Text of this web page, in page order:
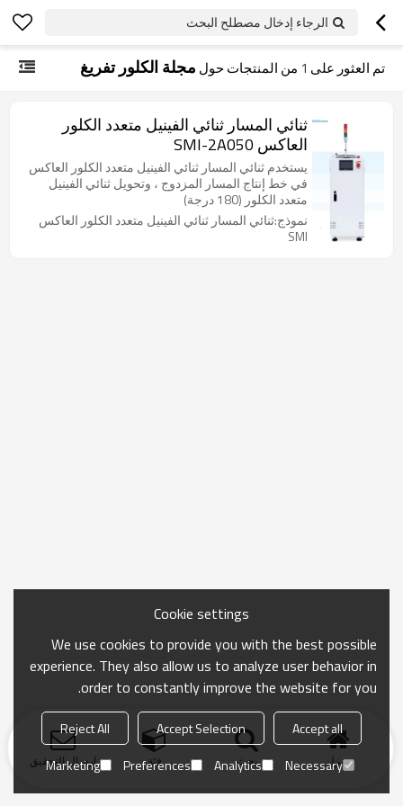
الرجاء إدخال مصطلح البحث
تم العثور على 1 من المنتجات حول مجلة الكلور تفريغ
ثنائي المسار ثنائي الفينيل متعدد الكلور
العاكس SMI-2A050
يستخدم ثنائي المسار ثنائي الفينيل متعدد الكلور العاكس
في خط إنتاج المسار المزدوج ، وتحويل ثنائي الفينيل
متعدد الكلور (180 درجة)
نموذج:ثنائي المسار ثنائي الفينيل متعدد الكلور العاكس
SMI
منزل بحث فئة ارسال التحقيق
Cookie settings
We use cookies to provide you with the best possible
experience. They also allow us to analyze user behavior in
order to constantly improve the website for you.
Accept all
Accept Selection
Reject All
Necessary
Analytics
Preferences
Marketing